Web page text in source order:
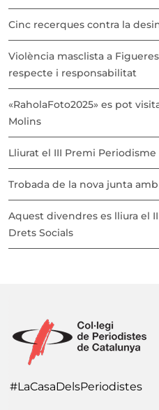
Cinc recerques contra la
Violència masclista a
respecte i responsabilitat
«RaholaFoto2025» es pot
Molins
Lliurat el III Premi Periodisme
Trobada de la nova junta amb
Aquest divendres es lliura el
Drets Socials
#LaCasaDelsPeriodistes